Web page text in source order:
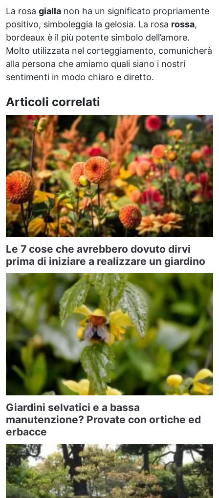
La rosa gialla non ha un significato propriamente
positivo, simboleggia la gelosia. La rosa rossa,
bordeaux è il più potente simbolo dell’amore.
Molto utilizzata nel corteggiamento, comunicherà
alla persona che amiamo quali siano i nostri
sentimenti in modo chiaro e diretto.
Articoli correlati
Le 7 cose che avrebbero dovuto dirvi
prima di iniziare a realizzare un giardino
Giardini selvatici e a bassa
manutenzione? Provate con ortiche ed
erbacce